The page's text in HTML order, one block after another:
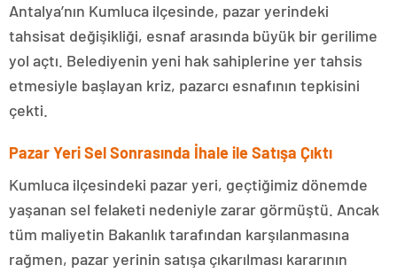
Antalya’nın Kumluca ilçesinde, pazar yerindeki
tahsisat değişikliği, esnaf arasında büyük bir gerilime
yol açtı. Belediyenin yeni hak sahiplerine yer tahsis
etmesiyle başlayan kriz, pazarcı esnafının tepkisini
çekti.
Pazar Yeri Sel Sonrasında İhale ile Satışa Çıktı
Kumluca ilçesindeki pazar yeri, geçtiğimiz dönemde
yaşanan sel felaketi nedeniyle zarar görmüştü. Ancak
tüm maliyetin Bakanlık tarafından karşılanmasına
rağmen, pazar yerinin satışa çıkarılması kararının